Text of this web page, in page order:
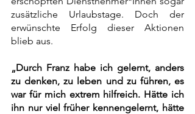
zusätzliche Urlaubstage. Doch der
erwünschte Erfolg dieser Aktionen
blieb aus.
„Durch Franz habe ich gelernt, anders
zu denken, zu leben und zu führen, es
war für mich extrem hilfreich. Hätte ich
ihn nur viel früher kennengelernt, hätte